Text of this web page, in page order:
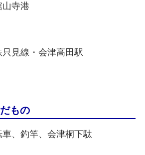
寺港
見線・会津高田駅
もの
、釣竿、会津桐下駄